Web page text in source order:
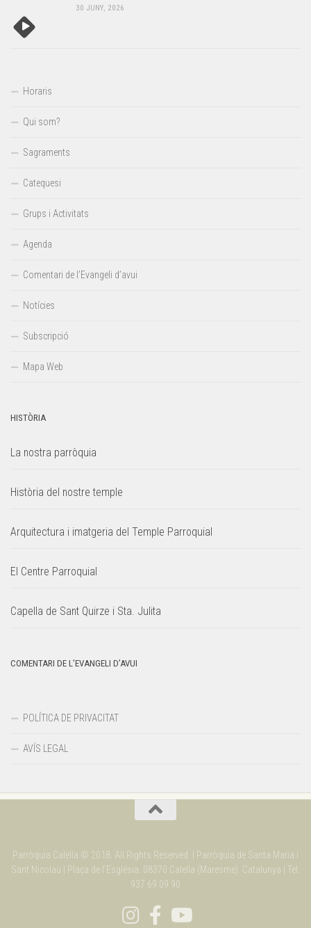
30 JUNY, 2026
Horaris
Qui som?
Sagraments
Catequesi
Grups i Activitats
Agenda
Comentari de l’Evangeli d’avui
Notícies
Subscripció
Mapa Web
HISTÒRIA
La nostra parròquia
Història del nostre temple
Arquitectura i imatgeria del Temple Parroquial
El Centre Parroquial
Capella de Sant Quirze i Sta. Julita
COMENTARI DE L’EVANGELI D’AVUI
POLÍTICA DE PRIVACITAT
AVÍS LEGAL
Parròquia Calella © 2018. All Rights Reserved. | Parròquia de Santa Maria i
Sant Nicolau | Plaça de l'Església. 08370 Calella (Maresme). Catalunya | Tel.
937 69 09 90